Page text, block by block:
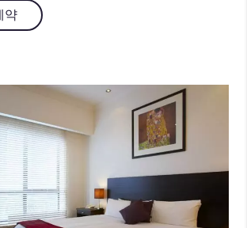
약